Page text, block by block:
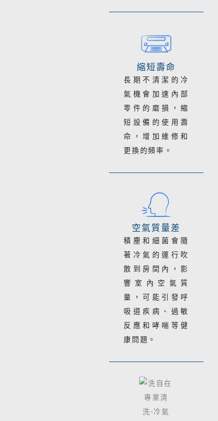
縮短壽命
長期不清潔的冷
氣機會加速內部
零件的磨損，縮
短設備的使用壽
命，增加維修和
更換的頻率。
空氣質量差
積塵和細菌會隨
著冷氣的運行吹
散到房間內，影
響室內空氣質
量，可能引發呼
吸道疾病、過敏
反應和哮喘等健
康問題。